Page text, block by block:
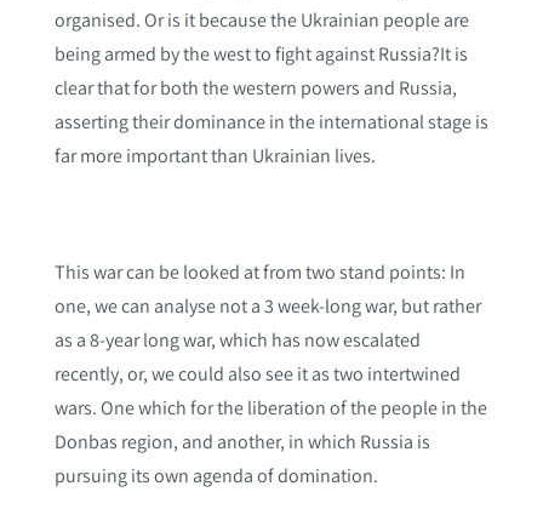
organised. Or is it because the Ukrainian people are
being armed by the west to fight against Russia?It is
clear that for both the western powers and Russia,
asserting their dominance in the international stage is
far more important than Ukrainian lives.
This war can be looked at from two stand points: In
one, we can analyse not a 3 week-long war, but rather
as a 8-year long war, which has now escalated
recently, or, we could also see it as two intertwined
wars. One which for the liberation of the people in the
Donbas region, and another, in which Russia is
pursuing its own agenda of domination.